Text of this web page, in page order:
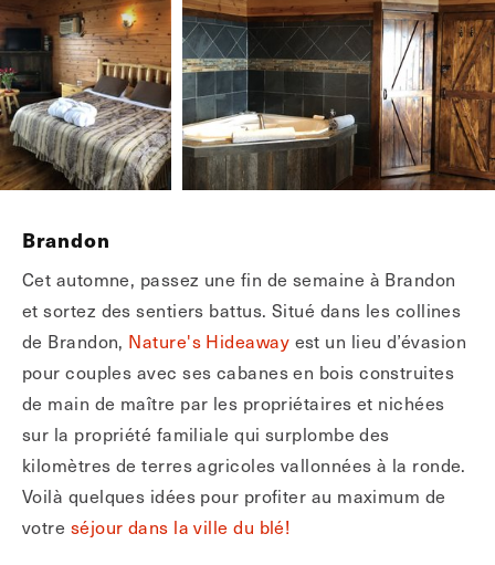
Brandon
Cet automne, passez une fin de semaine à Brandon
et sortez des sentiers battus. Situé dans les collines
de Brandon, Nature's Hideaway est un lieu d’évasion
pour couples avec ses cabanes en bois construites
de main de maître par les propriétaires et nichées
sur la propriété familiale qui surplombe des
kilomètres de terres agricoles vallonnées à la ronde.
Voilà quelques idées pour profiter au maximum de
votre séjour dans la ville du blé!